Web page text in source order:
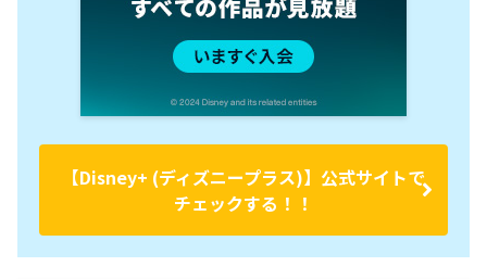
【Disney+ (ディズニープラス)】公式サイトで
チェックする！！